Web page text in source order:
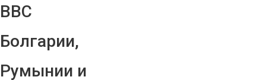
ВВС
Болгарии,
Румынии и